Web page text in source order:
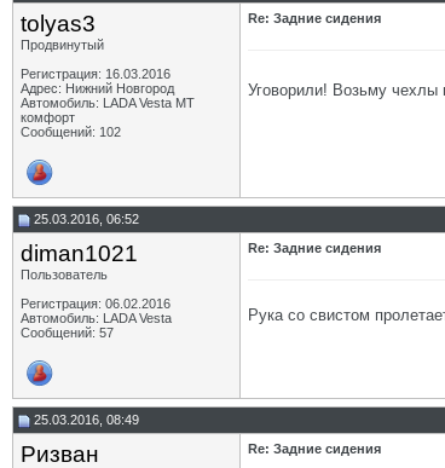
tolyas3
Продвинутый
Регистрация: 16.03.2016
Адрес: Нижний Новгород
Автомобиль: LADA Vesta MT
комфорт
Сообщений: 102
Re: Задние сидения
Уговорили! Возьму чехлы
25.03.2016, 06:52
diman1021
Пользователь
Регистрация: 06.02.2016
Автомобиль: LADA Vesta
Сообщений: 57
Re: Задние сидения
Рука со свистом
25.03.2016, 08:49
Ризван Re: Задние сидения